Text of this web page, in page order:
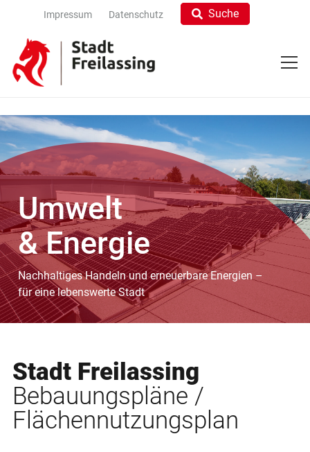
Impressum Datenschutz Suche
Umwelt
& Energie
Nachhaltiges Handeln und erneuerbare Energien –
für eine lebenswerte Stadt
Stadt Freilassing
Bebauungspläne /
Flächennutzungsplan